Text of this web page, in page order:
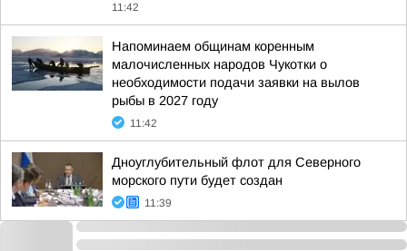
11:42
Напоминаем общинам коренным
малочисленных народов Чукотки о
необходимости подачи заявки на вылов
рыбы в 2027 году
11:42
Дноуглубительный флот для Северного
морского пути будет создан
11:39